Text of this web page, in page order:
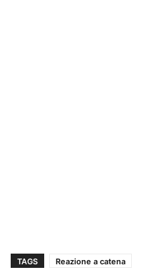
TAGS Reazione a catena